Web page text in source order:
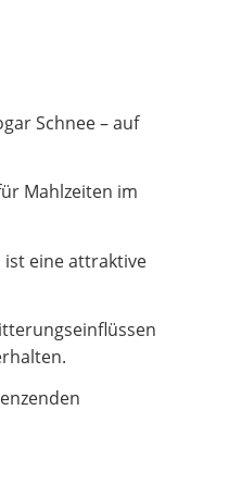
Schnee – auf
Mahlzeiten im
ist eine attraktive